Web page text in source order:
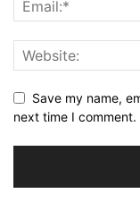
Save my name,
next time I comment.